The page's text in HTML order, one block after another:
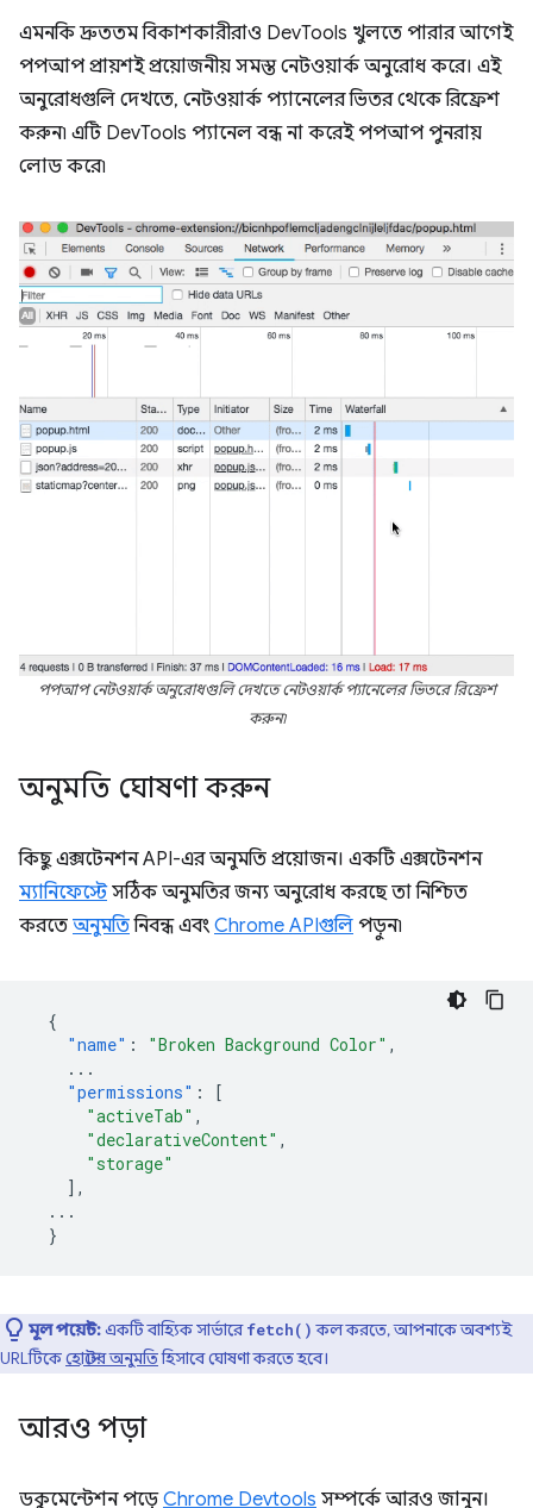
এমনকি দ্রুততম বিকাশকারীরাও DevTools খুলতে পারার আগেই
পপআপ প্রায়শই প্রয়োজনীয় সমস্ত নেটওয়ার্ক অনুরোধ করে। এই
অনুরোধগুলি দেখতে, নেটওয়ার্ক প্যানেলের ভিতর থেকে রিফ্রেশ
করুন৷ এটি DevTools প্যানেল বন্ধ না করেই পপআপ পুনরায়
লোড করে৷
পপআপ নেটওয়ার্ক অনুরোধগুলি দেখতে নেটওয়ার্ক প্যানেলের ভিতরে রিফ্রেশ
করুন৷
অনুমতি ঘোষণা করুন
কিছু এক্সটেনশন API-এর অনুমতি প্রয়োজন। একটি এক্সটেনশন
ম্যানিফেস্টেসঠিক অনুমতির জন্য অনুরোধ করছে তা নিশ্চিত
করতে অনুমতিনিবন্ধ এবং Chrome APIগুলি পড়ুন৷
{
"name" : "Broken Background Color" ,
...
"permissions" :
[
"activeTab" ,
"declarativeContent" ,
"storage"
],
...
}
মূল পয়েন্ট:একটি বাহ্যিক সার্ভারেfetch() কল করতে, আপনাকে অবশ্যই
URLটিকেহোস্টের অনুমতিহিসাবে ঘোষণা করতে হবে।
আরও পড়া
ডকুমেন্টেশন পড়েChrome Devtools সম্পর্কে আরও জানুন।